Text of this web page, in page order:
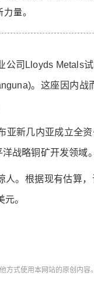
量。
公司Lloyds Metals
。这座因内
亚新几内亚成立全
战略铜矿开发领域。
人。根据现有估算
。
方式使用本网站的原创内